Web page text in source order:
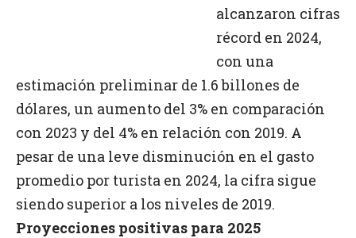
alcanzaron cifras
récord en 2024,
con una
estimación preliminar de 1.6 billones de
dólares, un aumento del 3% en comparación
con 2023 y del 4% en relación con 2019. A
pesar de una leve disminución en el gasto
promedio por turista en 2024, la cifra sigue
siendo superior a los niveles de 2019.
Proyecciones positivas para 2025